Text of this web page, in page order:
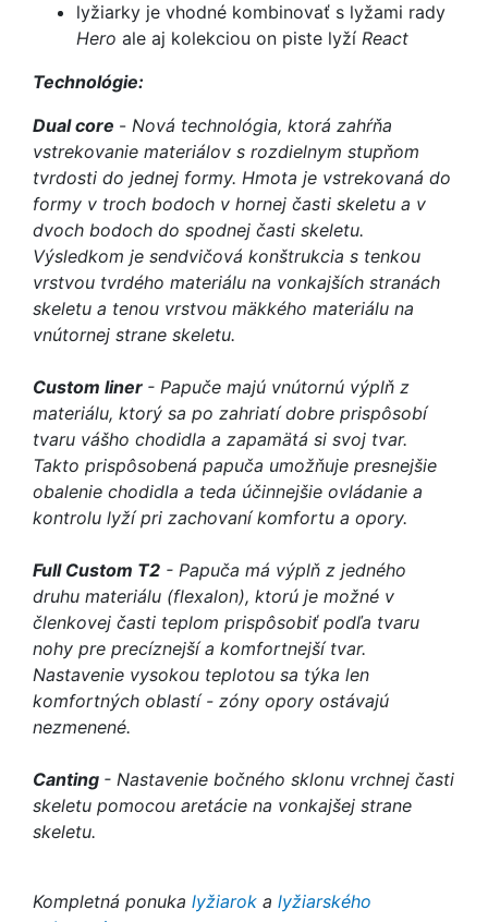
lyžiarky je vhodné kombinovať s lyžami rady
Hero ale aj kolekciou on piste lyží React
Technológie:
Dual core - Nová technológia, ktorá zahŕňa
vstrekovanie materiálov s rozdielnym stupňom
tvrdosti do jednej formy. Hmota je vstrekovaná do
formy v troch bodoch v hornej časti skeletu a v
dvoch bodoch do spodnej časti skeletu.
Výsledkom je sendvičová konštrukcia s tenkou
vrstvou tvrdého materiálu na vonkajších stranách
skeletu a tenou vrstvou mäkkého materiálu na
vnútornej strane skeletu.
Custom liner - Papuče majú vnútornú výplň z
materiálu, ktorý sa po zahriatí dobre prispôsobí
tvaru vášho chodidla a zapamätá si svoj tvar.
Takto prispôsobená papuča umožňuje presnejšie
obalenie chodidla a teda účinnejšie ovládanie a
kontrolu lyží pri zachovaní komfortu a opory.
Full Custom T2 - Papuča má výplň z jedného
druhu materiálu (flexalon), ktorú je možné v
členkovej časti teplom prispôsobiť podľa tvaru
nohy pre precíznejší a komfortnejší tvar.
Nastavenie vysokou teplotou sa týka len
komfortných oblastí - zóny opory ostávajú
nezmenené.
Canting - Nastavenie bočného sklonu vrchnej časti
skeletu pomocou aretácie na vonkajšej strane
skeletu.
Kompletná ponuka lyžiarok a lyžiarského